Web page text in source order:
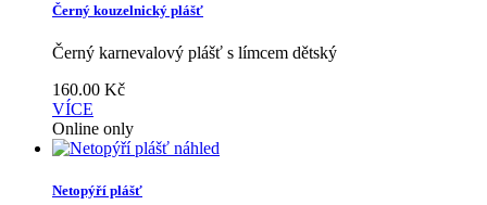
Černý kouzelnický plášť
Černý karnevalový plášť s límcem dětský
160.00 Kč
VÍCE
Online only
náhled
Netopýří plášť